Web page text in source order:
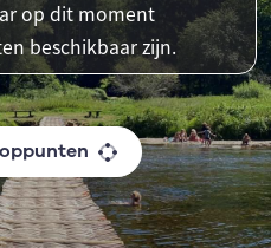
op dit moment
beschikbaar zijn.